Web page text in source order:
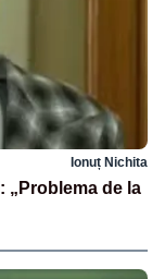
Ionuț Nichita
„Problema de la